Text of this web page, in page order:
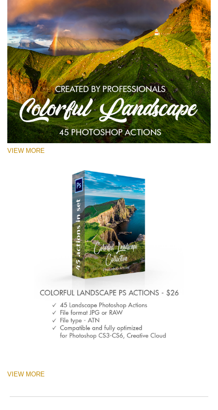
VIEW MORE
VIEW MORE